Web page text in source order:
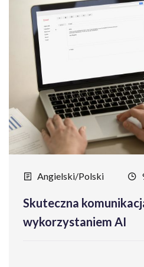
Angielski/Polski
Skuteczna
wykorzystaniem AI